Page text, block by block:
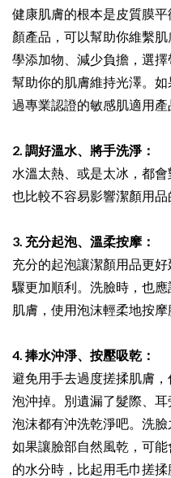
健康肌膚的根本是皮質膜
顏產品，可以幫助你維繫
學添加物、減少負擔，選
幫助你的肌膚維持光澤。
過專業認證的敏感肌適用產
2. 調好溫水、將手洗淨：
水溫太熱、或是太冰，都
也比較不容易影響潔顏用品
3. 充分起泡、溫柔按摩：
充分的起泡讓潔顏用品更
驟更加順利。洗臉時，也
肌膚，使用泡沫輕柔地按摩
4. 捧水沖淨、按壓吸乾：
避免用手去過度搓揉肌膚
泡沖掉。別遺漏了髮際、
泡沫都有沖洗乾淨吧。洗
如果讓臉部自然風乾，可
的水分時，比起用毛巾搓